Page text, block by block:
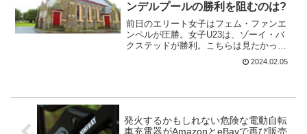
ンデルプールの勝利を阻むのは?
前日のエリート女子はフェム・ファンエ
ンペルが圧勝。女子U23は、ゾーイ・バ
クステッドが勝利。こちらは見たかった
けれど、所用で見れず残念。男子エリー
トには、6回目のチャンピオンを目指すマ
2024.02.05
発火するかもしれない危険な電動自転
車充電器がAmazonとeBayで再び販売